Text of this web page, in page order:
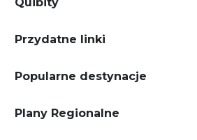
Przydatne linki
Popularne destynacje
Plany Regionalne